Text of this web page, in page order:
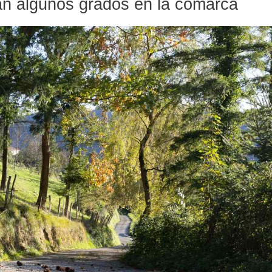
algunos grados en la comarca